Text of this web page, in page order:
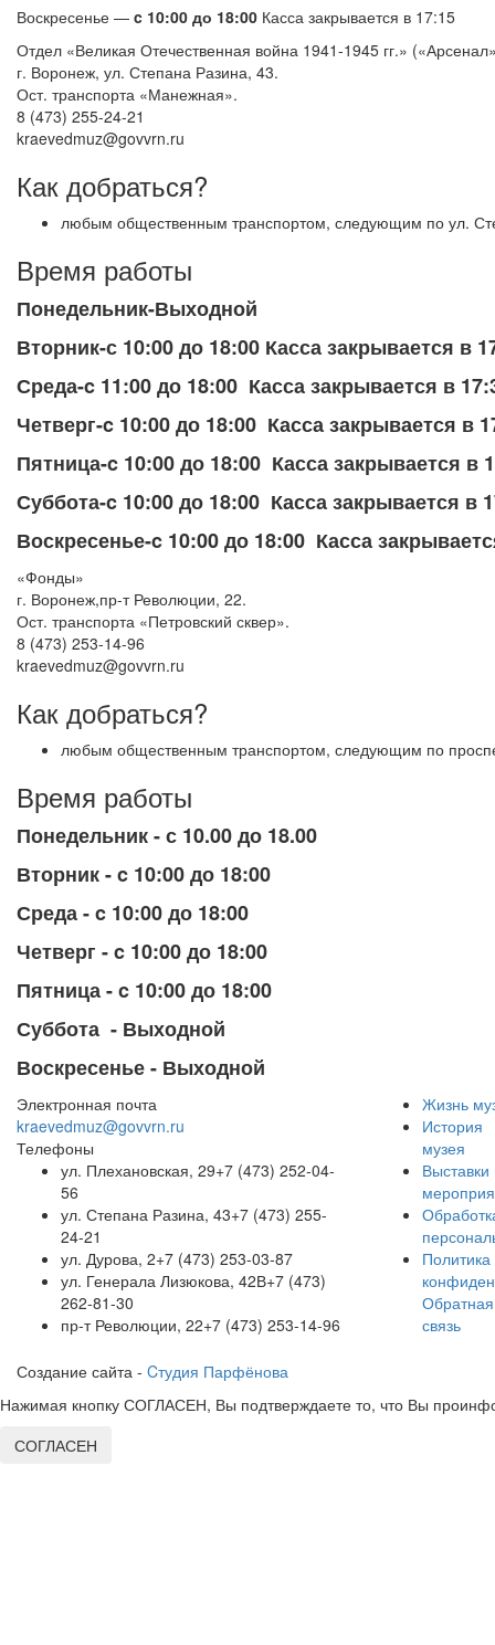
Воскресенье — c 10:00 до 18:00 Касса закрывается в 17:15
Отдел «Великая Отечественная война 1941-1945 гг.»
г. Воронеж, ул. Степана Разина, 43.
Ост. транспорта «Манежная».
8 (473) 255-24-21
kraevedmuz@govvrn.ru
Как добраться?
любым общественным транспортом, следующим по ул.
Время работы
Понедельник-Выходной
Вторник-с 10:00 до 18:00 Касса закрывается в
Среда-c 11:00 до 18:00 Касса закрывается в
Четверг-c 10:00 до 18:00 Касса закрывается в
Пятница-c 10:00 до 18:00 Касса закрывается в
Суббота-c 10:00 до 18:00 Касса закрывается в
Воскресенье-c 10:00 до 18:00 Касса
«Фонды»
г. Воронеж,пр-т Революции, 22.
Ост. транспорта «Петровский сквер».
8 (473) 253-14-96
kraevedmuz@govvrn.ru
Как добраться?
любым общественным транспортом, следующим по
Время работы
Понедельник - с 10.00 до 18.00
Вторник - c 10:00 до 18:00
Среда - c 10:00 до 18:00
Четверг - c 10:00 до 18:00
Пятница - c 10:00 до 18:00
Суббота - Выходной
Воскресенье - Выходной
Электронная почта
kraevedmuz@govvrn.ru
Телефоны
ул. Плехановская, 29+7 (473) 252-04-
56
ул. Степана Разина, 43+7 (473) 255-
24-21
ул. Дурова, 2+7 (473) 253-03-87
ул. Генерала Лизюкова, 42В+7 (473)
262-81-30
пр-т Революции, 22+7 (473) 253-14-96
Жизнь
История
музея
Выставки
Политика
Обратная
связь
Создание сайта - Cтудия Парфёнова
Нажимая кнопку СОГЛАСЕН, Вы подтверждаете то, что Вы
СОГЛАСЕН